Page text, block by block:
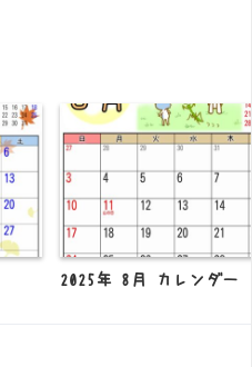
2025年 8月 カレンダー